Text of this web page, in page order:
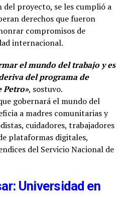
proyecto, se les cumplió a
derechos que fueron
compromisos de
internacional.
el mundo del trabajo y es
del programa de
Petro», sostuvo.
gobernará el mundo del
a madres comunitarias y
cuidadores, trabajadores
plataformas digitales,
del Servicio Nacional de
Universidad en